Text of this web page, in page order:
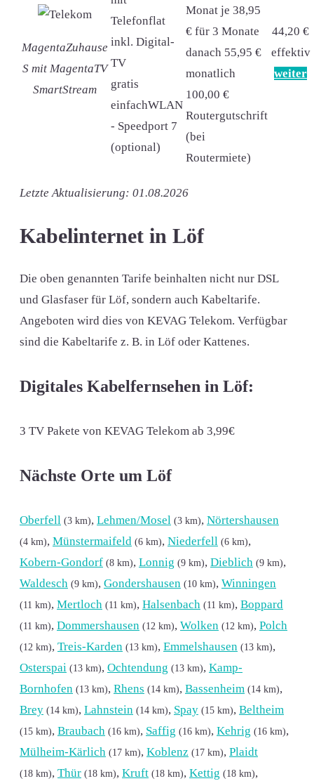
MagentaZuhause
S mit MagentaTV
SmartStream
Telefonflat
inkl. Digital-
TV
gratis
einfachWLAN
- Speedport 7
(optional)
Monat je 38,95
€ für 3 Monate
danach 55,95 €
monatlich
100,00 €
Routergutschrift
(bei
Routermiete)
44,20 €
effektiv
weiter
Letzte Aktualisierung: 01.08.2026
Kabelinternet in Löf
Die oben genannten Tarife beinhalten nicht nur DSL
und Glasfaser für Löf, sondern auch Kabeltarife.
Angeboten wird dies von KEVAG Telekom. Verfügbar
sind die Kabeltarife z. B. in Löf oder Kattenes.
Digitales Kabelfernsehen in Löf:
3 TV Pakete von KEVAG Telekom ab 3,99€
Nächste Orte um Löf
Oberfell (3 km), Lehmen/Mosel (3 km), Nörtershausen
(4 km), Münstermaifeld (6 km), Niederfell (6 km),
Kobern-Gondorf (8 km), Lonnig (9 km), Dieblich (9 km),
Waldesch (9 km), Gondershausen (10 km), Winningen
(11 km), Mertloch (11 km), Halsenbach (11 km), Boppard
(11 km), Dommershausen (12 km), Wolken (12 km), Polch
(12 km), Treis-Karden (13 km), Emmelshausen (13 km),
Osterspai (13 km), Ochtendung (13 km), Kamp-
Bornhofen (13 km), Rhens (14 km), Bassenheim (14 km),
Brey (14 km), Lahnstein (14 km), Spay (15 km), Beltheim
(15 km), Braubach (16 km), Saffig (16 km), Kehrig (16 km),
Mülheim-Kärlich (17 km), Koblenz (17 km), Plaidt
(18 km), Thür (18 km), Kruft (18 km), Kettig (18 km),